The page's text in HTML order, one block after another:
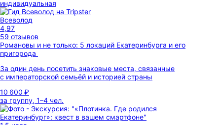
индивидуальная
Всеволод
4,97
59 отзывов
Романовы и не только: 5 локаций Екатеринбурга и его
пригорода
За один день посетить знаковые места, связанные
с императорской семьёй и историей страны
10 600 ₽
за группу, 1–4 чел.